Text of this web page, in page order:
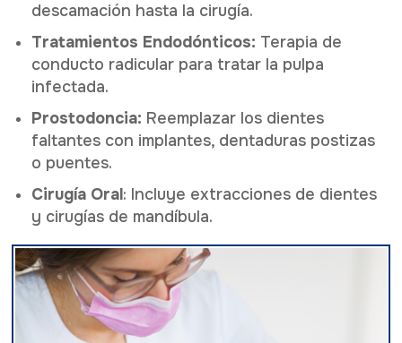
descamación hasta la cirugía.
Tratamientos Endodónticos: Terapia de
conducto radicular para tratar la pulpa
infectada.
Prostodoncia: Reemplazar los dientes
faltantes con implantes, dentaduras postizas
o puentes.
Cirugía Oral: Incluye extracciones de dientes
y cirugías de mandíbula.